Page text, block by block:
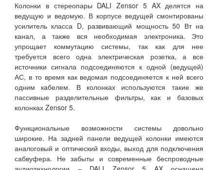
Колонки в стереопары DALI Zensor 5 AX делятся на
ведущую и ведомую. В корпусе ведущей смонтированы
усилитель класса D, развивающий мощность 50 Вт на
канал, а также вся необходимая электроника. Это
упрощает коммутацию системы, так как для нее
требуется всего одна электрическая розетка, а все
источники сигнала подсоединяются к одной (ведущей)
АС, в то время как ведомая подсоединяется к ней всего
одним кабелем. В колонках используются такие же
пассивные разделительные фильтры, как и базовых
колонках Zensor 5.
Функциональные возможности системы довольно
широкие. На задней панели ведущей колонки имеются
аналоговый и оптический входы, выход для подключения
сабвуфера. Не забыты и современные беспроводные